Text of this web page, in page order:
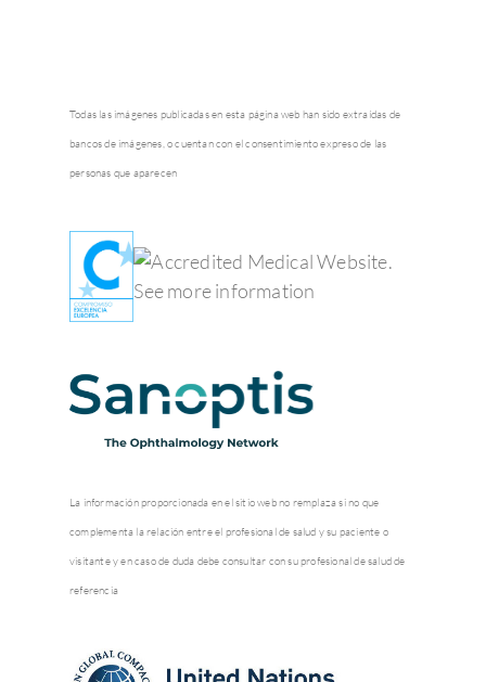
Todas las imágenes publicadas en esta página web han sido extraídas de
bancos de imágenes, o cuentan con el consentimiento expreso de las
personas que aparecen
La información proporcionada en el sitio web no remplaza si no que
complementa la relación entre el profesional de salud y su paciente o
visitante y en caso de duda debe consultar con su profesional de salud de
referencia